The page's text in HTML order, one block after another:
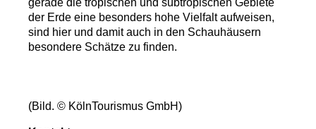
gerade die tropischen und subtropischen Gebiete
der Erde eine besonders hohe Vielfalt aufweisen,
sind hier und damit auch in den Schauhäusern
besondere Schätze zu finden.
(Bild. © KölnTourismus GmbH)